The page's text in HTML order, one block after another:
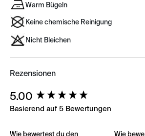
Warm Bügeln
Keine chemische Reinigung
Nicht Bleichen
Rezensionen
5.00
Basierend auf 5 Bewertungen
Wie bewertest du den Wie
New content loaded